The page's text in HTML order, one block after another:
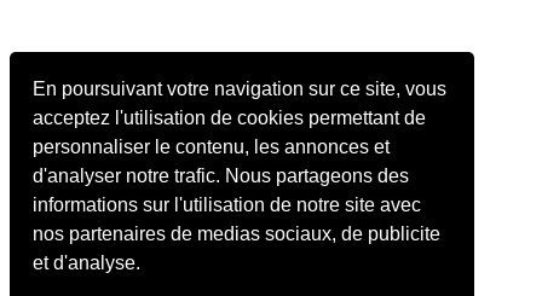
En poursuivant votre navigation sur ce site, vous
acceptez l'utilisation de cookies permettant de
personnaliser le contenu, les annonces et
d'analyser notre trafic. Nous partageons des
informations sur l'utilisation de notre site avec
nos partenaires de medias sociaux, de publicite
et d'analyse.